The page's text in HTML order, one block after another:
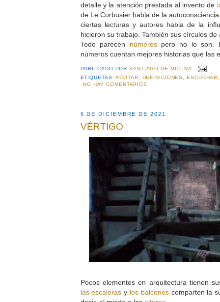
detalle y la atención prestada al invento de
de Le Corbusier habla de la
ciertas lecturas y autores habla de la
hicieron su trabajo. También sus círculos
Todo parecen númerospero no lo son.
números cuentan mejores historias que las
PUBLICADO PORSANTIAGO DE MOLINA
ETIQUETAS:ACOTAR DEFINICIONES ,ESCUCHAR
NO HAY COMENTARIOS:
6 DE DICIEMBRE DE 2021
VÉRTIGO
Pocos elementos en arquitectura tienen
las escaleras y los balconescomparten la